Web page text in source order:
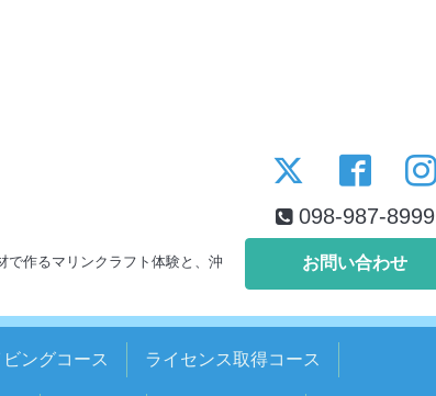
で作るマリンクラフト体験と、沖
098-987-8999
お問い合わせ
ングコース ライセンス取得コース